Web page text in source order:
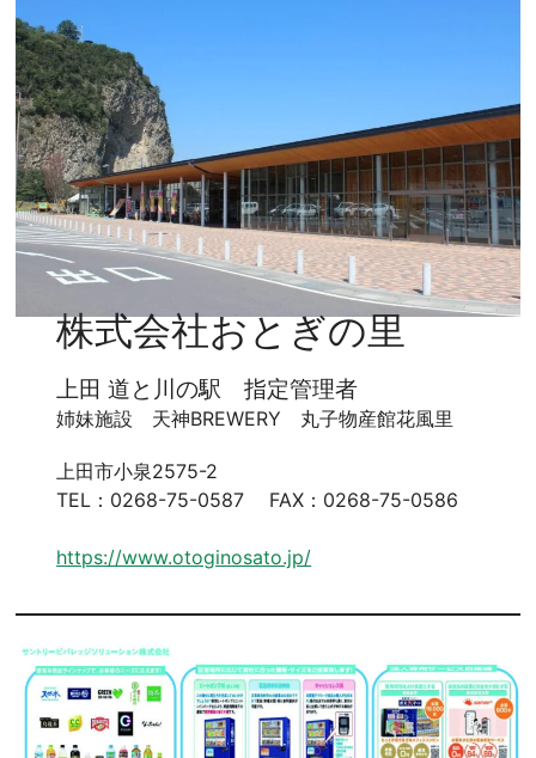
株式会社おとぎの里
上田 道と川の駅 指定管理者
姉妹施設 天神BREWERY 丸子物産館花風里
上田市小泉2575-2
TEL：0268-75-0587 FAX：0268-75-0586
https://www.otoginosato.jp/